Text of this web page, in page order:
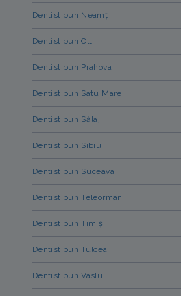
Dentist bun Neamț
Dentist bun Olt
Dentist bun Prahova
Dentist bun Satu Mare
Dentist bun Sălaj
Dentist bun Sibiu
Dentist bun Suceava
Dentist bun Teleorman
Dentist bun Timiș
Dentist bun Tulcea
Dentist bun Vaslui